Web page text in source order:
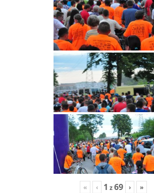
« ‹ 1 z69 › »